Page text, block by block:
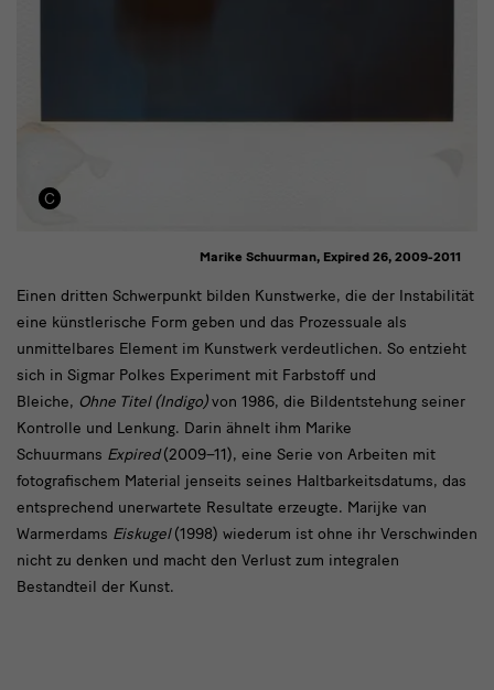
Einen
dritten
Schwerpunkt
Einen dritten Schwerpunkt bilden Kunstwerke, die der Instabilität
eine künstlerische Form geben und das Prozessuale als
unmittelbares Element im Kunstwerk verdeutlichen. So entzieht
sich in Sigmar Polkes Experiment mit Farbstoff und
Bleiche, Ohne Titel (Indigo)von 1986, die Bildentstehung seiner
Kontrolle und Lenkung. Darin ähnelt ihm Marike
Schuurmans Expired(2009–11), eine Serie von Arbeiten mit
fotografischem Material jenseits seines Haltbarkeitsdatums, das
entsprechend unerwartete Resultate erzeugte. Marijke van
Warmerdams Eiskugel(1998) wiederum ist ohne ihr Verschwinden
nicht zu denken und macht den Verlust zum integralen
Bestandteil der Kunst.
Marike Schuurman, Expired 26, 2009-2011